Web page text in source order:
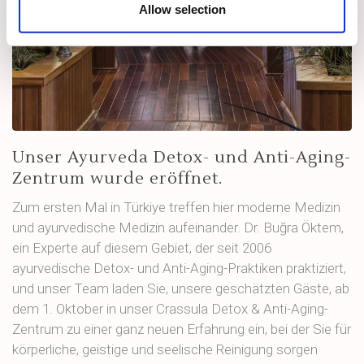
Allow selection
Unser Ayurveda Detox- und Anti-Aging-
Zentrum wurde eröffnet.
Zum ersten Mal in Türkiye treffen hier moderne Medizin
und ayurvedische Medizin aufeinander. Dr. Buğra Öktem,
ein Experte auf diesem Gebiet, der seit 2006
ayurvedische Detox- und Anti-Aging-Praktiken praktiziert,
und unser Team laden Sie, unsere geschätzten Gäste, ab
dem 1. Oktober in unser Crassula Detox & Anti-Aging-
Zentrum zu einer ganz neuen Erfahrung ein, bei der Sie für
körperliche, geistige und seelische Reinigung sorgen